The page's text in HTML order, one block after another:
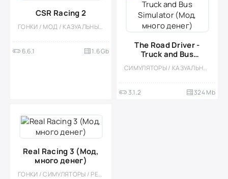
CSR Racing 2
ГОНКИ / МОД / КАЗУАЛЬНЫЕ / ОНЛАЙН / СОРЕВНОВАТЕЛЬНАЯ / МНОГОПОЛЬЗОВАТЕЛЬСКАЯ / ОДНОПОЛЬЗОВАТЕЛЬСКИЕ / ОФЛАЙН / РЕАЛИЗМ / БОЛЬШАЯ / ВСТРОЕННЫЙ КЕШ / ДРИФТ / 3D / ГЕЙМПАД
6.6.1 1.6 Gb
The Road Driver -
Truck and Bus
Simulator (Мод,
много денег)
СИМУЛЯТОРЫ / КАЗУАЛЬНЫЕ / ОДНОПОЛЬЗОВАТЕЛЬСКИЕ / СТИЛИЗАЦИЯ / ОФЛАЙН / 3D / ВСТРОЕННЫЙ КЕШ
3.1.2 324 Mb
Real Racing 3 (Мод,
много денег)
ГОНКИ / СИМУЛЯТОРЫ / РЕАЛИЗМ / ФИЗИКА / 3D / ОДНОПОЛЬЗОВАТЕЛЬСКИЕ / ОФЛАЙН / МОД / МАЛЕНЬКАЯ